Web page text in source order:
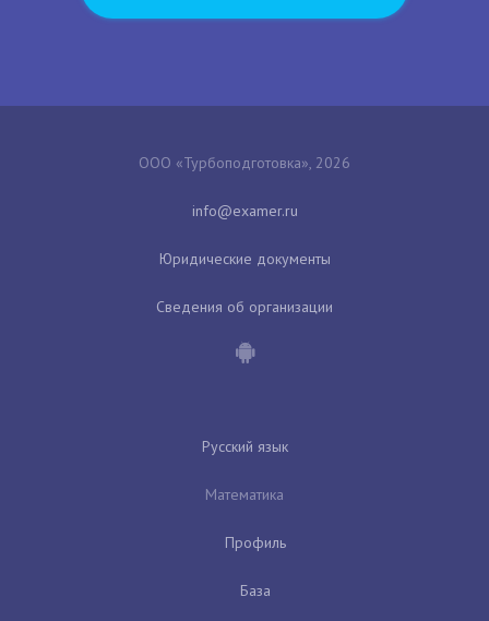
ООО «Турбоподготовка», 2026
Юридические документы
Сведения об организации
Русский язык
Математика
Профиль
База